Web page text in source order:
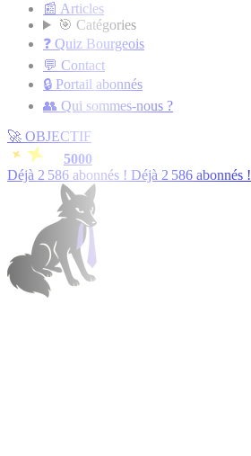
📰 Articles
🎯 Catégories
❓ Quiz Bourgeois
💬 Contact
🔒 Portail abonnés
👥 Qui sommes-nous ?
🚀 OBJECTIF
5000
Déjà 2 588 abonnés ! Déjà 2 588 abonnés !